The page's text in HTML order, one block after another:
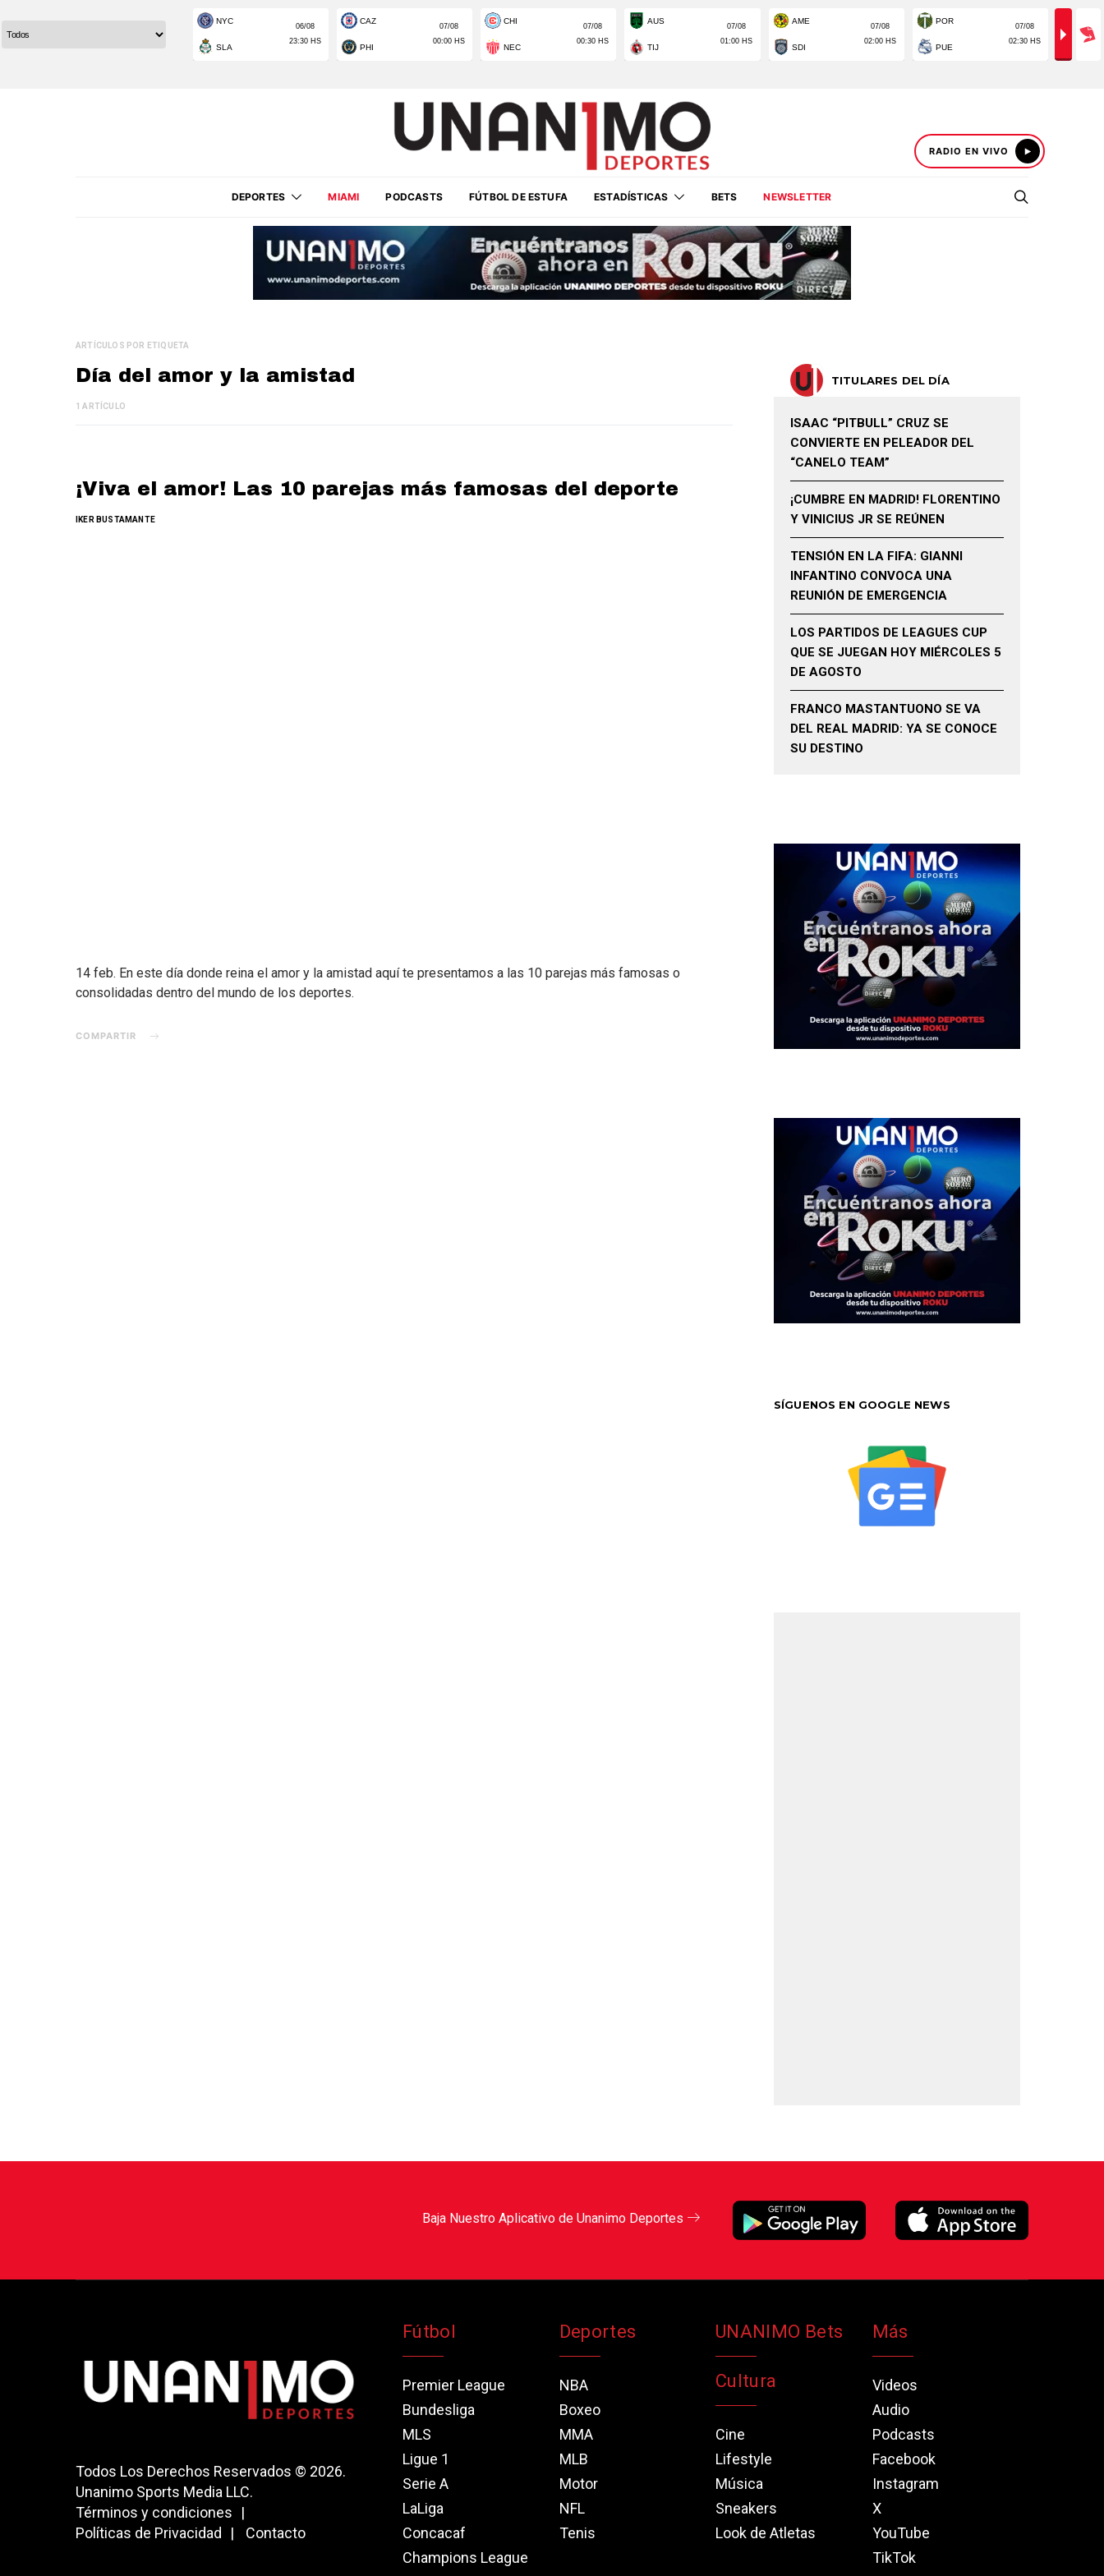
RADIO EN VIVO
DEPORTES MIAMI PODCASTS FÚTBOL DE ESTUFA ESTADÍSTICAS BETS NEWSLETTER
ARTÍCULOS POR ETIQUETA
Día del amor y la amistad
1 ARTÍCULO
¡Viva el amor! Las 10 parejas más famosas del deporte
IKER BUSTAMANTE
14 feb. En este día donde reina el amor y la amistad aquí te presentamos a las 10 parejas más famosas o
consolidadas dentro del mundo de los deportes.
COMPARTIR
TITULARES DEL DÍA
ISAAC “PITBULL” CRUZ SE
CONVIERTE EN PELEADOR DEL
“CANELO TEAM”
¡CUMBRE EN MADRID! FLORENTINO
Y VINICIUS JR SE REÚNEN
TENSIÓN EN LA FIFA: GIANNI
INFANTINO CONVOCA UNA
REUNIÓN DE EMERGENCIA
LOS PARTIDOS DE LEAGUES CUP
QUE SE JUEGAN HOY MIÉRCOLES 5
DE AGOSTO
FRANCO MASTANTUONO SE VA
DEL REAL MADRID: YA SE CONOCE
SU DESTINO
SÍGUENOS EN GOOGLE NEWS
Baja Nuestro Aplicativo de Unanimo Deportes
Todos Los Derechos Reservados © 2026.
Unanimo Sports Media LLC.
Términos y condiciones
Políticas de Privacidad
Contacto
Fútbol
Premier League
Bundesliga
MLS
Ligue 1
Serie A
LaLiga
Concacaf
Champions League
Deportes
NBA
Boxeo
MMA
MLB
Motor
NFL
Tenis
UNANIMO Bets
Cultura
Cine
Lifestyle
Música
Sneakers
Look de Atletas
Más
Videos
Audio
Podcasts
Facebook
Instagram
X
YouTube
TikTok